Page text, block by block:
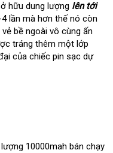
hữu dung lượng lên tới
lần mà hơn thế nó còn
bề ngoài vô cùng ấn
tráng thêm một lớp
của chiếc pin sạc dự
10000mah bán chạy